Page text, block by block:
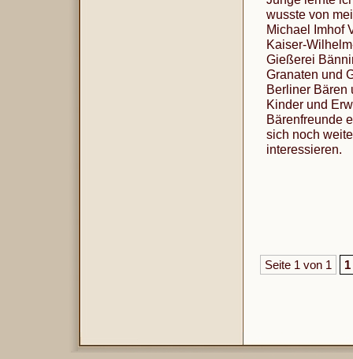
wusste von
Michael Imhof
Kaiser-
Gießerei
Granaten und
Berliner Bären
Kinder und
Bärenfreunde
sich noch
interessieren.
Seite 1 von 1 1